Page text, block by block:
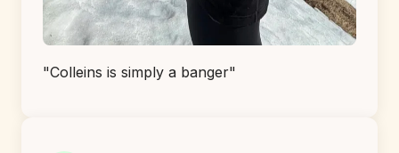
"Colleins is simply a banger"